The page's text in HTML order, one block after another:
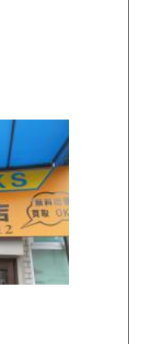
、DVD、レコード、
のの買い取りがで
です。